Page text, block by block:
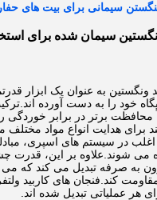
تنگستن سیمانی برای بیت های
سیمان شده برای
ونگستین به عنوان یک ابزار
خود را به دست آورده
محافظت برتر در برابر خوردگی
برای هدایت انواع مواد مختلف
در سیستم های اسپری،
می شوند.علاوه بر این، قدرت
به صرفه تبدیل می کند که
کند.فنجان های کاربید
هر عملیاتی تبدیل شده اند.